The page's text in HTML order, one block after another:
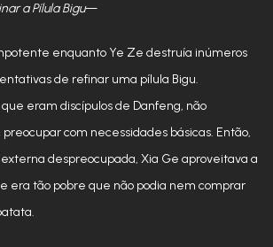
a Pílula Bigu—
enquanto Ye Ze destruía inúmeros
de refinar uma pílula Bigu.
eram discípulos de Danfeng, não
com necessidades básicas. Então,
despreocupada, Xia Ge aproveitava a
era tão pobre que não podia nem comprar